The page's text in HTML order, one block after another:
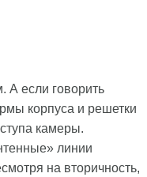
А если говорить
корпуса и решетки
камеры.
линии
на вторичность,